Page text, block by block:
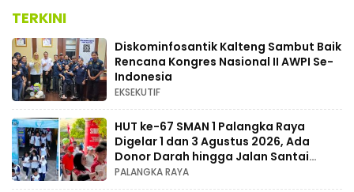
TERKINI
Diskominfosantik Kalteng Sambut Baik
Rencana Kongres Nasional II AWPI Se-
Indonesia
EKSEKUTIF
HUT ke-67 SMAN 1 Palangka Raya
Digelar 1 dan 3 Agustus 2026, Ada
Donor Darah hingga Jalan Santai
Berhadiah Doorprize
PALANGKA RAYA